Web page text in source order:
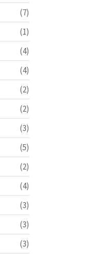
(7)
(1)
(4)
(4)
(2)
(2)
(3)
(5)
(2)
(4)
(3)
(3)
(3)